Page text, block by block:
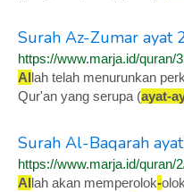
Surah Az-Zumar ayat
https://www.marja.id/quran/
Allah telah menurunkan
Qur'an yang serupa (ayat-
Surah Al-Baqarah
https://www.marja.id/quran/
Allah akan memperolok-